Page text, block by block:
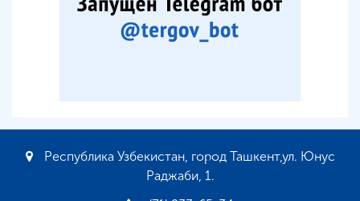
Республика Узбекистан, город Ташкент,ул. Юнус
Раджаби, 1.